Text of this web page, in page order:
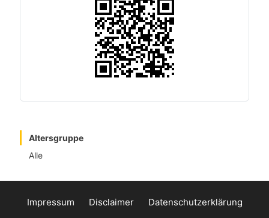
Altersgruppe
Alle
Impressum Disclaimer Datenschutzerklärung